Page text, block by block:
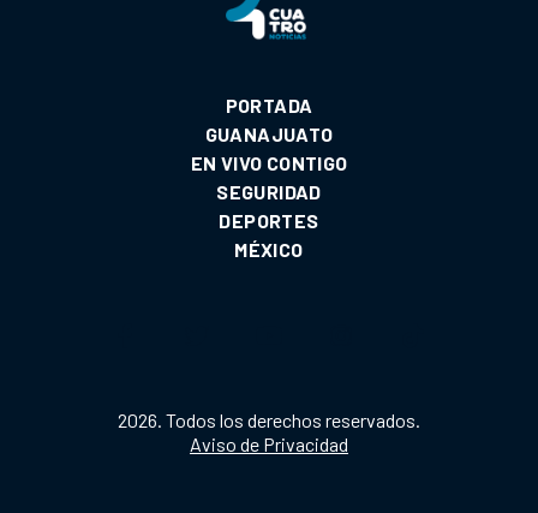
PORTADA
GUANAJUATO
EN VIVO CONTIGO
SEGURIDAD
DEPORTES
MÉXICO
2026. Todos los derechos reservados.
Aviso de Privacidad